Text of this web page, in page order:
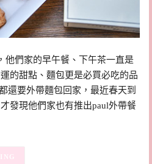
他們家的早午餐、下午茶一直是
的甜點、麵包更是必買必吃的品
還要外帶麵包回家，最近春天到
發現他們家也有推出paul外帶餐